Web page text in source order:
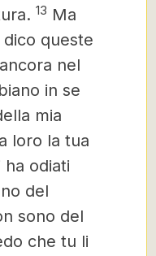
13 Ma
queste
nel
in se
mia
loro la tua
odiati
del
sono del
che tu li